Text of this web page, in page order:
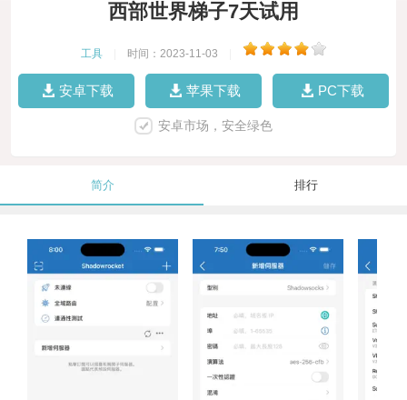
西部世界梯子7天试用
工具 时间：2023-11-03
安卓下载 苹果下载 PC下载
安卓市场，安全绿色
简介 排行